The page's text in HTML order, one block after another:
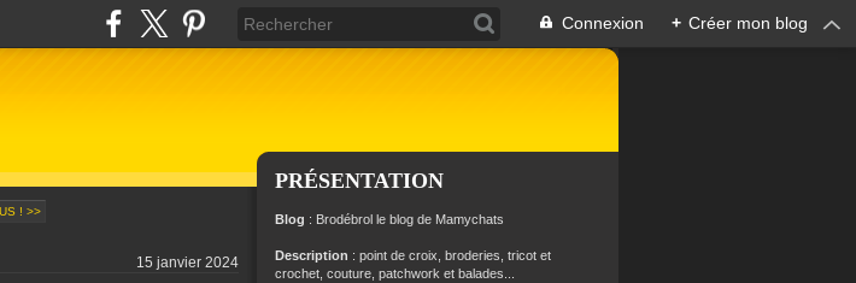
Connexion + Créer mon blog
! >>
15 janvier 2024
PRÉSENTATION
Blog : Brodébrol le blog de Mamychats
Description : point de croix, broderies, tricot et
crochet, couture, patchwork et balades...